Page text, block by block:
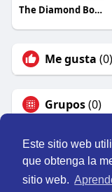
Este sitio web
que obtenga la
sitio web.
The Diamond Boutique
Me gusta (0)
Grupos(0)
Inicio
Nosotros